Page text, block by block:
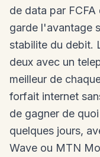
de data par
garde l'avantage
stabilite du debit.
deux avec un
meilleur de
forfait internet
de gagner de
quelques jours,
Wave ou MTN